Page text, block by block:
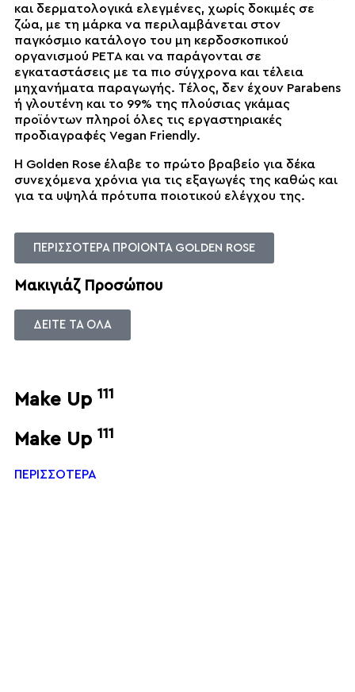
και δερματολογικά ελεγμένες, χωρίς δοκιμές σε
ζώα, με τη μάρκα να περιλαμβάνεται στον
παγκόσμιο κατάλογο του μη κερδοσκοπικού
οργανισμού PETA και να παράγονται σε
εγκαταστάσεις με τα πιο σύγχρονα και τέλεια
μηχανήματα παραγωγής. Τέλος, δεν έχουν Parabens
ή γλουτένη και το 99% της πλούσιας γκάμας
προϊόντων πληροί όλες τις εργαστηριακές
προδιαγραφές Vegan Friendly.
Η Golden Rose έλαβε το πρώτο βραβείο για δέκα
συνεχόμενα χρόνια για τις εξαγωγές της καθώς και
για τα υψηλά πρότυπα ποιοτικού ελέγχου της.
ΠΕΡΙΣΣΟΤΕΡΑ ΠΡΟΙΟΝΤΑ GOLDEN ROSE
Μακιγιάζ Προσώπου
ΔΕΙΤΕ ΤΑ ΟΛΑ
Make Up 111
Make Up 111
ΠΕΡΙΣΣΟΤΕΡΑ